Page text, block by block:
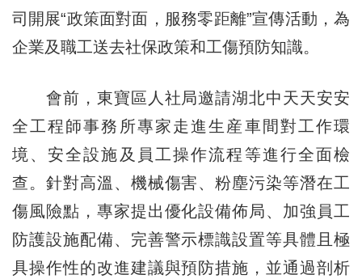
司開展“政策面對面，服務零距離”宣傳活動，為
企業及職工送去社保政策和工傷預防知識。
會前，東寶區人社局邀請湖北中天天安安
全工程師事務所專家走進生産車間對工作環
境、安全設施及員工操作流程等進行全面檢
查。針對高溫、機械傷害、粉塵污染等潛在工
傷風險點，專家提出優化設備佈局、加強員工
防護設施配備、完善警示標識設置等具體且極
具操作性的改進建議與預防措施，並通過剖析